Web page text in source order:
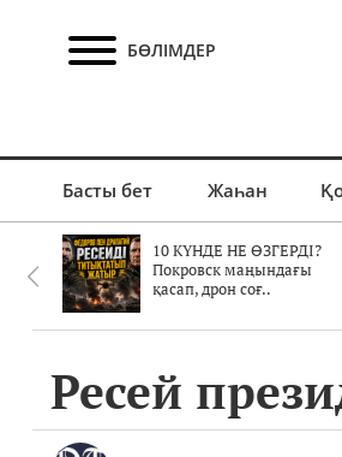
БӨЛІМДЕР
Басты бет Жаһан
10 КҮНДЕ НЕ ӨЗГЕРДІ?
Покровск маңындағы
қасап, дрон соғ..
Ресей